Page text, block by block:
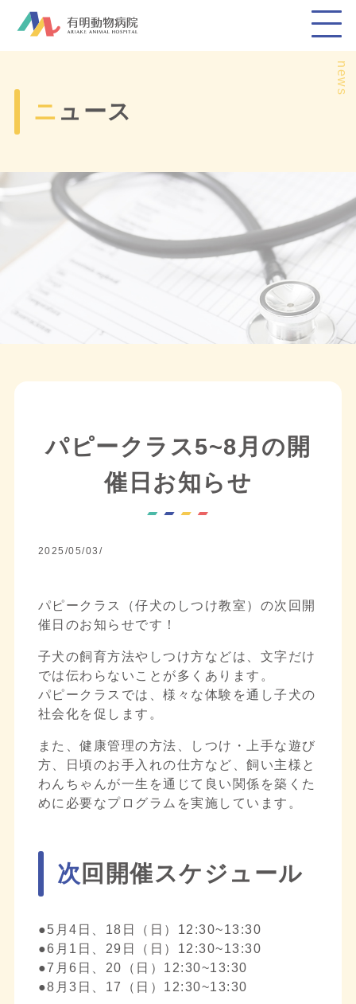
ニュース
news
パピークラス5~8月の開
催日お知らせ
2025/05/03/
パピークラス（仔犬のしつけ教室）の次回開
催日のお知らせです！
子犬の飼育方法やしつけ方などは、文字だけ
では伝わらないことが多くあります。
パピークラスでは、様々な体験を通し子犬の
社会化を促します。
また、健康管理の方法、しつけ・上手な遊び
方、日頃のお手入れの仕方など、飼い主様と
わんちゃんが一生を通じて良い関係を築くた
めに必要なプログラムを実施しています。
次回開催スケジュール
●5月4日、18日（日）12:30~13:30
●6月1日、29日（日）12:30~13:30
●7月6日、20（日）12:30~13:30
●8月3日、17（日）12:30~13:30